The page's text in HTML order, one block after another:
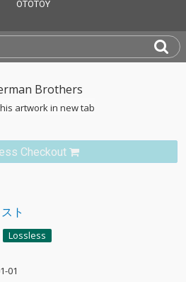
artwork in new tab
Checkout
ト
Lossless
01